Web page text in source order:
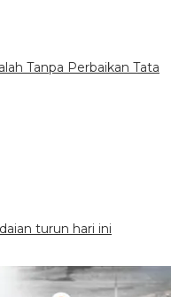
Tanpa Perbaikan Tata
turun hari ini